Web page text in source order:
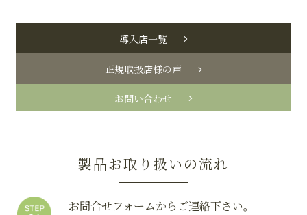
導入店一覧
正規取扱店様の声
お問い合わせ
製品お取り扱いの流れ
お問合せフォームからご連絡下さい。